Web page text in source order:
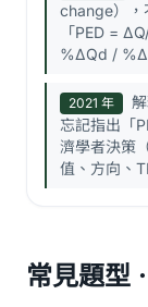
change），
「PED =
%ΔQd /
2021 年
忘記指出「
濟學者決策
值、方向、
常見題型